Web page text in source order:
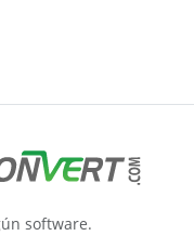
software.